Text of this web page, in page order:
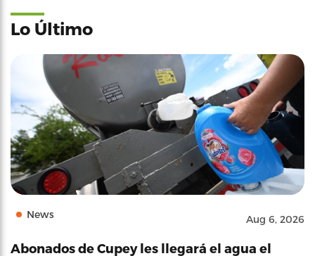
Lo Último
News Aug 6, 2026
Abonados de Cupey les llegará el agua el